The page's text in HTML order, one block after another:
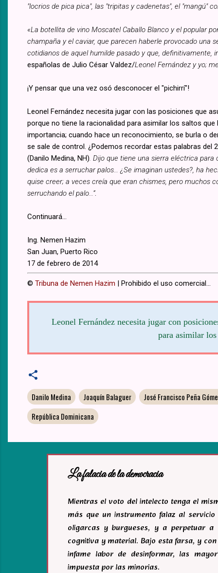
"locrios de pica pica", las "tripitas y cadenetas", el "mangú"
«La botellita de vino Moscatel Caballo Blanco y el popular
champaña y el caviar, que parecen haberle provocado una
cotidianos de aquel humilde pasado y que, definitivamente,
españolas de Julio César Valdez/Leonel Fernández y yo;
¡Y pensar que una vez osó desconocer el "pichirrí"!
Leonel Fernández necesita jugar con las posiciones que
porque no tiene la racionalidad para asimilar los saltos
importancia; cuando hace un reconocimiento, se burla o
se sale de control. ¿Podemos recordar estas palabras del
(Danilo Medina, NH) . Dijo que tiene una sierra eléctrica
dedica es a serruchar palos… ¿Se imaginan ustedes?, ha
quise creer; a veces creía que eran chismes, pero muchos
serruchando el palo…”.
Continuará…
Ing. Nemen Hazim
San Juan, Puerto Rico
17 de febrero de 2014
© Tribuna de Nemen Hazim | Prohibido el uso comercial...
Leonel Fernández necesita jugar con
para asimilar
Danilo Medina Joaquín Balaguer
José Francisco Peña
República Dominicana
La falacia de la democracia
Mientras el voto del intelecto tenga el
más que un instrumento falaz al
oligarcas y burgueses, y a perpetuar
cognitiva y material. Bajo esta farsa, y
infame labor de desinformar, las
impuesta por las minorias.